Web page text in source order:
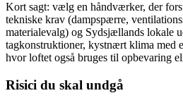
Kort sagt: vælg en håndværker, der
tekniske krav (dampspærre,
materialevalg) og Sydsjællands
tagkonstruktioner, kystnært klima med
hvor loftet også bruges til opbevaring
Risici du skal undgå